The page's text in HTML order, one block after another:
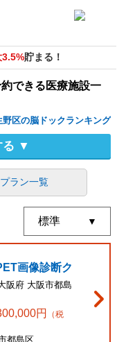
3.5%貯まる！
できる医療施設一
野区の脳ドックランキング
▼
プラン一覧
画像診断ク
阪府 大阪市都島
円
（税
都島区